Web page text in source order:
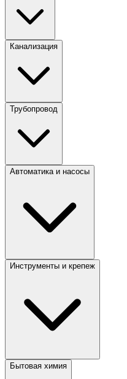
Канализация
Трубопровод
Автоматика и насосы
Инструменты и крепеж
Бытовая химия